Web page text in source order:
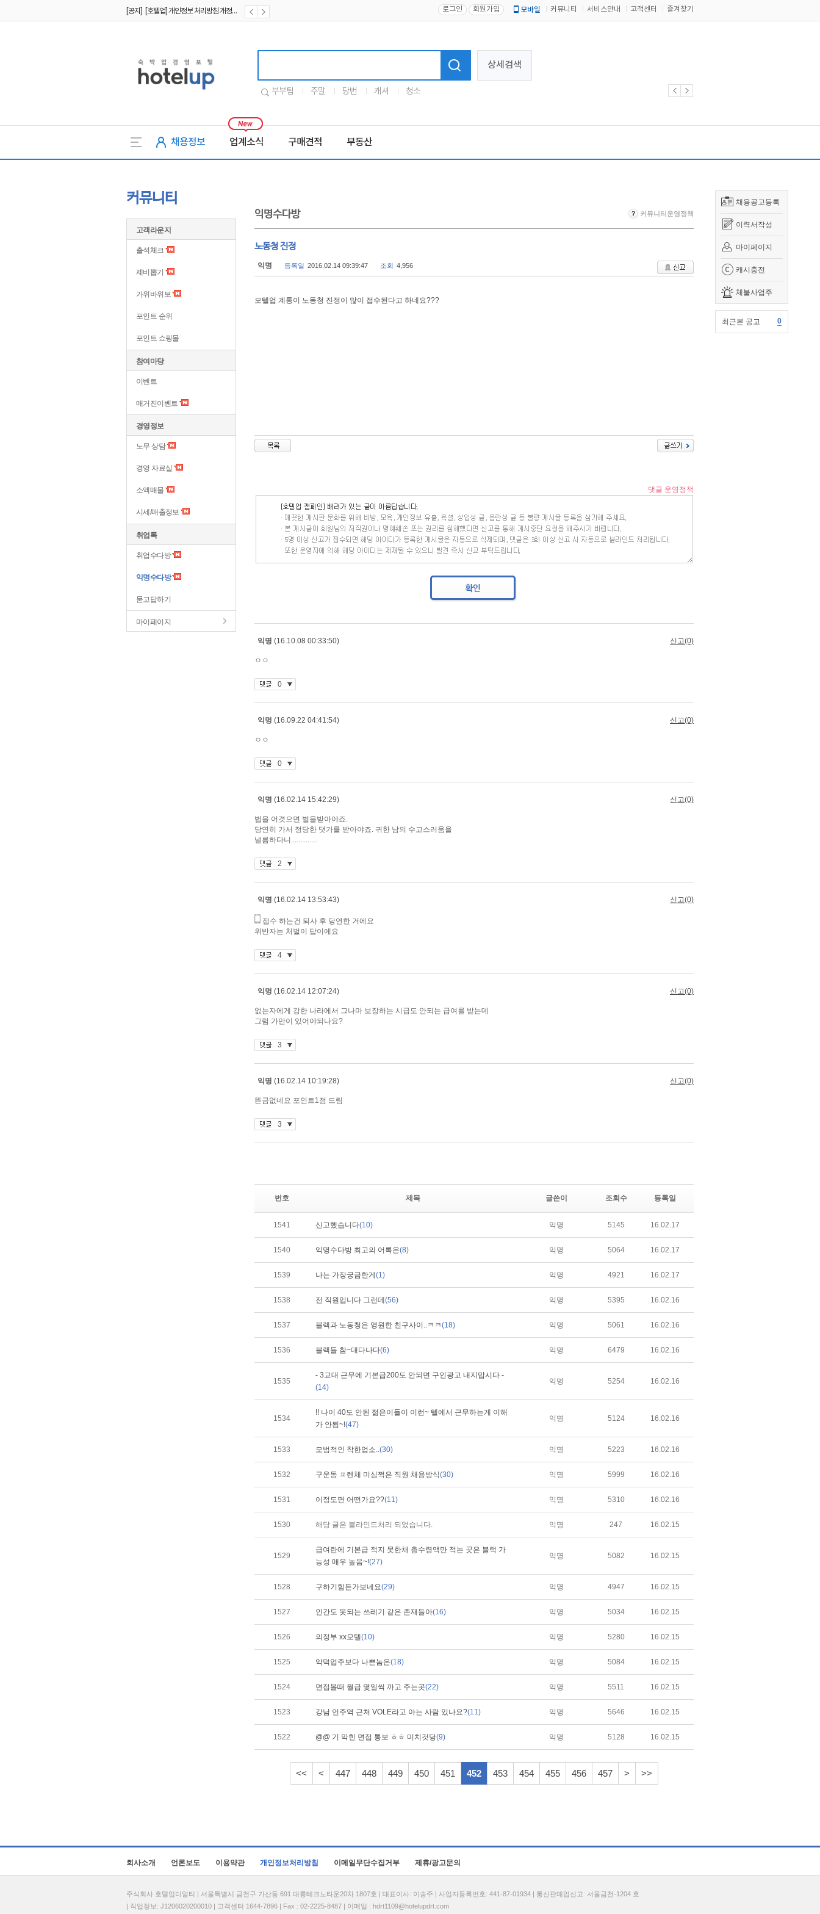
[공지] [호텔업] 유료서비스 이용약관 개정본2 (19.09.02)
로그인 회원가입 모바일 커뮤니티 서비스안내 고객센터 즐겨찾기
상세검색
부부팀 주말 당번 캐셔 청소
채용정보 업계소식 구매견적 부동산
채용공고등록
이력서작성
마이페이지
캐시충전
체불사업주
최근본 공고 0
커뮤니티
고객라운지
출석체크
제비뽑기
가위바위보
포인트 순위
포인트 쇼핑몰
참여마당
이벤트
매거진이벤트
경영정보
노무 상담
경영 자료실
소액매물
시세/매출정보
취업톡
취업수다방
익명수다방
묻고답하기
마이페이지
익명수다방 커뮤니티운영정책
노동청 진정
익명 등록일 2016.02.14 09:39:47 조회 4,956
모텔업 계통이 노동청 진정이 많이 접수된다고 하네요???
번호 제목 글쓴이 조회수 등록일
1541 신고했습니다(10) 익명 5145 16.02.17
1540 익명수다방 최고의 어록은(8) 익명 5064 16.02.17
1539 나는 가장궁금한게 (1) 익명 4921 16.02.17
1538 전 직원입니다 그런데 (56) 익명 5395 16.02.16
1537 블랙과 노동청은 영원한 친구사이..ㅋㅋ(18) 익명 5061 16.02.16
1536 블랙들 참~대다나다(6) 익명 6479 16.02.16
1535
- 3교대 근무에 기본급200도 안되면 구인광고 내지맙시다 -
(14)
익명 5254 16.02.16
1534
!! 나이 40도 안된 젊은이들이 이런~ 텔에서 근무하는게 이해
가 안됨~!(47)
익명 5124 16.02.16
1533 모범적인 착한업소..(30) 익명 5223 16.02.16
1532 구운동 ㅍ렌체 미심쩍은 직원 채용방식(30) 익명 5999 16.02.16
1531 이정도면 어떤가요??(11) 익명 5310 16.02.16
1530 해당 글은 블라인드처리 되었습니다. 익명 247 16.02.15
1529
급여란에 기본급 적지 못한채 총수령액만 적는 곳은 블랙 가
능성 매우 높음~!(27)
익명 5082 16.02.15
1528 구하기힘든가보네요(29) 익명 4947 16.02.15
1527 인간도 못되는 쓰레기 같은 존재들아(16) 익명 5034 16.02.15
1526 의정부 xx모텔(10) 익명 5280 16.02.15
1525 악덕업주보다 나쁜놈은(18) 익명 5084 16.02.15
1524 면접볼때 월급 몇일씩 까고 주는곳(22) 익명 5511 16.02.15
1523 강남 언주역 근처 VOLE라고 아는 사람 있나요?(11) 익명 5646 16.02.15
1522 @@ 기 막힌 면접 통보 ㅎㅎ 미치것당(9) 익명 5128 16.02.15
<< < 447 448 449 450 451 452 453 454 455 456 457 > >>
회사소개 언론보도 이용약관 개인정보처리방침 이메일무단수집거부 제휴/광고문의
주식회사 호텔업디알티 | 서울특별시 금천구 가산동 691 대륭테크노타운20차 1807호 | 대표이사: 이송주 | 사업자등록번호: 441-87-01934 | 통신판매업신고: 서울금천-1204 호
| 직업정보: J1206020200010 | 고객센터 1644-7896 | Fax : 02-2225-8487 | 이메일 : hdrt1109@hotelupdrt.com